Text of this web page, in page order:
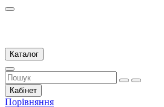
Каталог
Кабінет
Порівняння